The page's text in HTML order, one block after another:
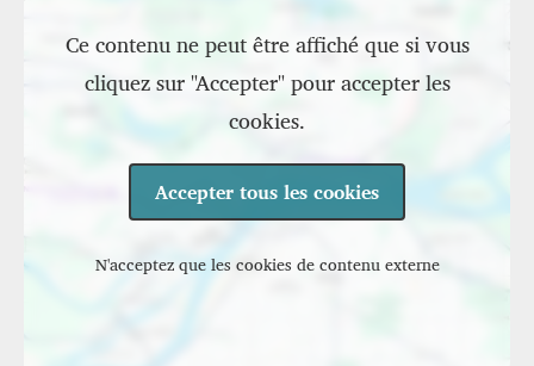
Ce contenu ne peut être affiché que si vous
cliquez sur "Accepter" pour accepter les
cookies.
Accepter tous les cookies
N'acceptez que les cookies de contenu externe